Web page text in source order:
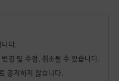
다.
경 및 수정, 취소될 수 있습니다.
공지하지 않습니다.